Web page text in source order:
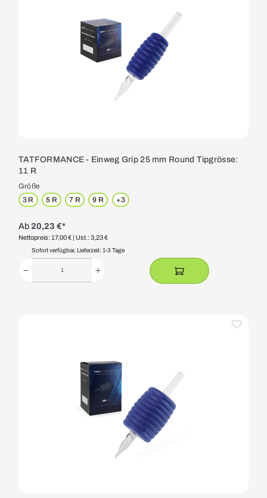
TATFORMANCE - Einweg Grip 25 mm Round Tipgrösse:
11 R
Größe
3 R
5 R 7 R 9 R +3
Ab20,23 €*
Nettopreis: 17,00 € | Ust.: 3,23 €
Sofort verfügbar, Lieferzeit: 1-3 Tage